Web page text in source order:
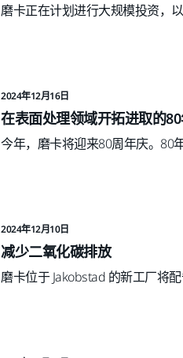
磨卡正在计划进行大规模投资，
2024年12月16日
在表面处理领域开拓进取的
今年，磨卡将迎来80周年庆。80
2024年12月10日
减少二氧化碳排放
磨卡位于 Jakobstad 的新工厂将